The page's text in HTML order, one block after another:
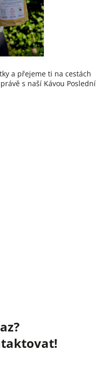
a přejeme ti na cestách
s naší Kávou Poslední